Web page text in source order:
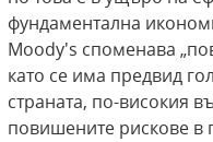
фундаментална
Moody's споменава
като се има предвид
страната, по-високия
повишените рискове в